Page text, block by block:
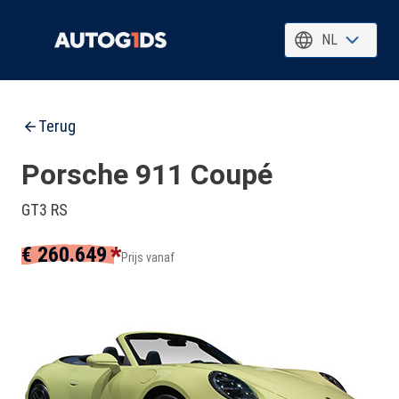
NL
Terug
Porsche 911 Coupé
GT3 RS
€ 260.649*Prijs vanaf